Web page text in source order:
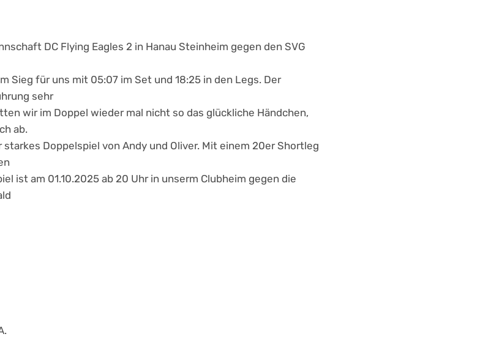
DC Flying Eagles 2 in Hanau Steinheim gegen den SVG
Sieg für uns mit 05:07 im Set und 18:25 in den Legs. Der
sehr
wir im Doppel wieder mal nicht so das glückliche Händchen,
ab.
Doppelspiel von Andy und Oliver. Mit einem 20er Shortleg
ist am 01.10.2025 ab 20 Uhr in unserm Clubheim gegen die